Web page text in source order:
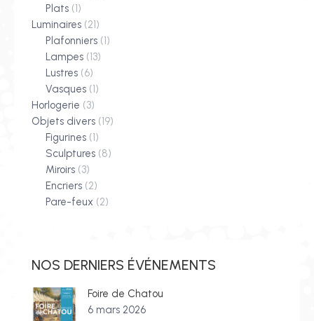
Plats (1)
Luminaires (21)
Plafonniers (1)
Lampes (13)
Lustres (6)
Vasques (1)
Horlogerie (3)
Objets divers (19)
Figurines (1)
Sculptures (8)
Miroirs (3)
Encriers (2)
Pare-feux (2)
NOS DERNIERS ÉVÉNEMENTS
Foire de Chatou
6 mars 2026